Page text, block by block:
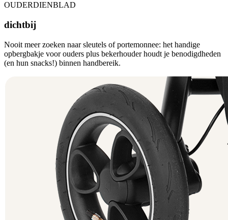
OUDERDIENBLAD
dichtbij
Nooit meer zoeken naar sleutels of portemonnee: het handige
opbergbakje voor ouders plus bekerhouder houdt je benodigdheden
(en hun snacks!) binnen handbereik.